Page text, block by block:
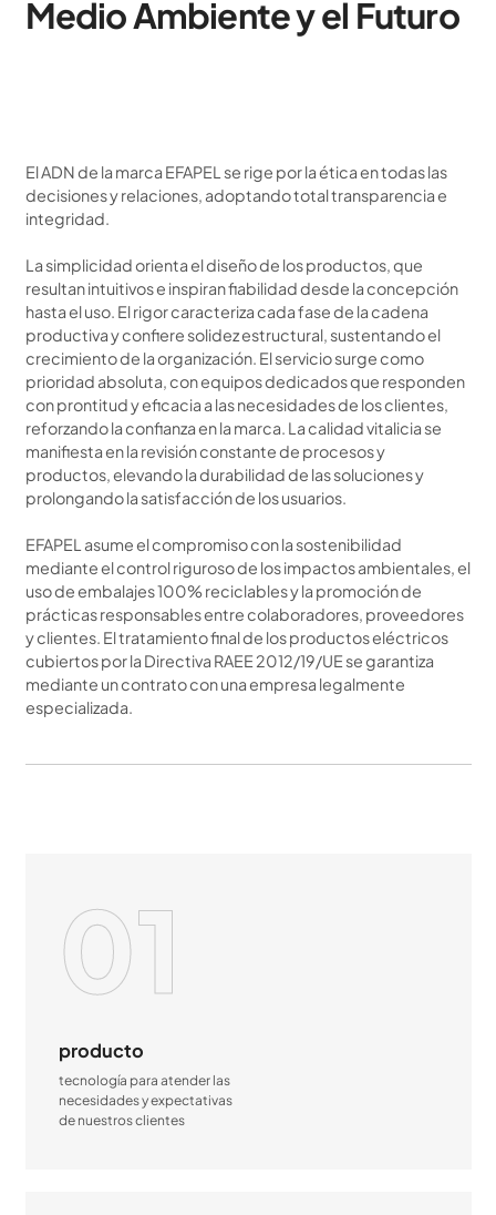
Medio Ambiente y el Futuro
El ADN de la marca EFAPEL se rige por la ética en todas las
decisiones y relaciones, adoptando total transparencia e
integridad.
La simplicidad orienta el diseño de los productos, que
resultan intuitivos e inspiran fiabilidad desde la concepción
hasta el uso. El rigor caracteriza cada fase de la cadena
productiva y confiere solidez estructural, sustentando el
crecimiento de la organización. El servicio surge como
prioridad absoluta, con equipos dedicados que responden
con prontitud y eficacia a las necesidades de los clientes,
reforzando la confianza en la marca. La calidad vitalicia se
manifiesta en la revisión constante de procesos y
productos, elevando la durabilidad de las soluciones y
prolongando la satisfacción de los usuarios.
EFAPEL asume el compromiso con la sostenibilidad
mediante el control riguroso de los impactos ambientales, el
uso de embalajes 100% reciclables y la promoción de
prácticas responsables entre colaboradores, proveedores
y clientes. El tratamiento final de los productos eléctricos
cubiertos por la Directiva RAEE 2012/19/UE se garantiza
mediante un contrato con una empresa legalmente
especializada.
01
producto
tecnología para atender las
necesidades y expectativas
de nuestros clientes